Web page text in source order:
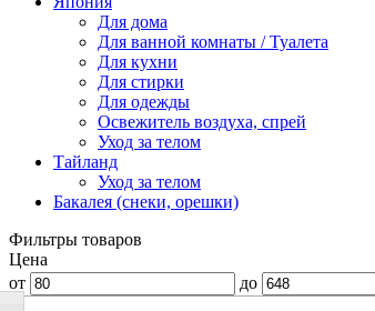
Для дома
Для ванной комнаты / Туалета
Для кухни
Для стирки
Для одежды
Освежитель воздуха, спрей
Уход за телом
Тайланд
Уход за телом
Бакалея (снеки, орешки)
Фильтры товаров
Цена
от
до